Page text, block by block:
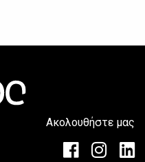
Ακολουθήστε μας